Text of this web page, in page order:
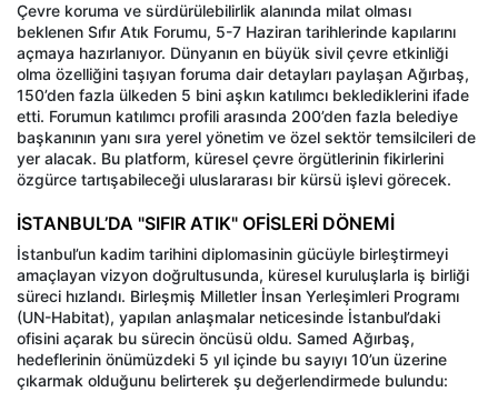
Çevre koruma ve sürdürülebilirlik alanında milat olması
beklenen Sıfır Atık Forumu, 5-7 Haziran tarihlerinde kapılarını
açmaya hazırlanıyor. Dünyanın en büyük sivil çevre etkinliği
olma özelliğini taşıyan foruma dair detayları paylaşan Ağırbaş,
150’den fazla ülkeden 5 bini aşkın katılımcı beklediklerini ifade
etti. Forumun katılımcı profili arasında 200’den fazla belediye
başkanının yanı sıra yerel yönetim ve özel sektör temsilcileri de
yer alacak. Bu platform, küresel çevre örgütlerinin fikirlerini
özgürce tartışabileceği uluslararası bir kürsü işlevi görecek.
İSTANBUL’DA "SIFIR ATIK" OFİSLERİ DÖNEMİ
İstanbul’un kadim tarihini diplomasinin gücüyle birleştirmeyi
amaçlayan vizyon doğrultusunda, küresel kuruluşlarla iş birliği
süreci hızlandı. Birleşmiş Milletler İnsan Yerleşimleri Programı
(UN-Habitat), yapılan anlaşmalar neticesinde İstanbul’daki
ofisini açarak bu sürecin öncüsü oldu. Samed Ağırbaş,
hedeflerinin önümüzdeki 5 yıl içinde bu sayıyı 10’un üzerine
çıkarmak olduğunu belirterek şu değerlendirmede bulundu: